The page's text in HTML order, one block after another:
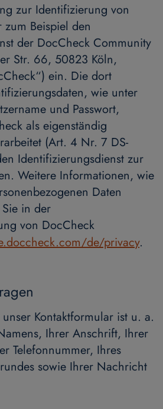
zur Identifizierung von
Beispiel den
der DocCheck Community
Str. 66, 50823 Köln,
ein. Die dort
wie unter
und Passwort,
als eigenständig
(Art. 4 Nr. 7 DS-
Identifizierungsdienst zur
Weitere Informationen, wie
Daten
in der
von DocCheck
de/privacy.
Kontaktformular ist u. a.
Ihrer Anschrift, Ihrer
Telefonnummer, Ihres
sowie Ihrer Nachricht